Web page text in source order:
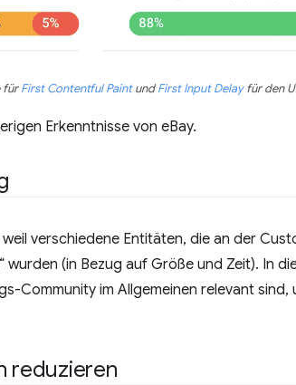
fürFirst Contentful PaintundFirst Input Delayfür den
Erkenntnisse von eBay.
verschiedene Entitäten, die an der
(in Bezug auf Größe und Zeit). In
Community im Allgemeinen relevant
reduzieren